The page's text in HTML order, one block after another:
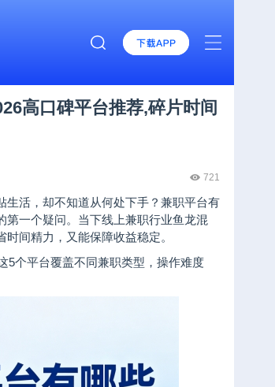
高口碑平台推荐,碎片时间
721
生活，却不知道从何处下手？兼职平台有
第一个疑问。当下线上兼职行业鱼龙混
间精力，又能保障收益稳定。
5个平台覆盖不同兼职类型，操作难度